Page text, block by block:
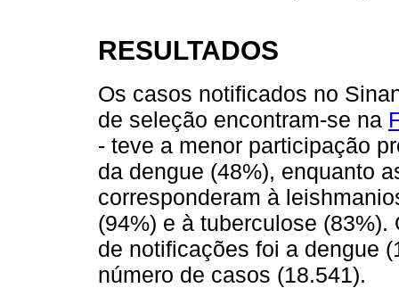
RESULTADOS
Os casos notificados no
de seleção encontram-se na
- teve a menor participação
da dengue (48%), enquanto
corresponderam à
(94%) e à tuberculose
de notificações foi a dengue
número de casos (18.541).